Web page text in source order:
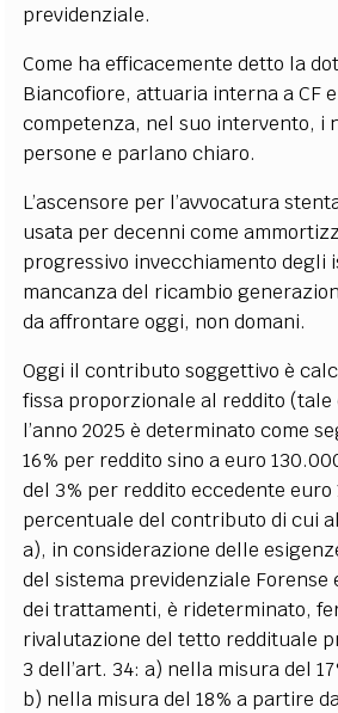
previdenziale.
Come ha efficacemente detto la
Biancofiore, attuaria interna a CF
competenza, nel suo intervento, i
persone e parlano chiaro.
L’ascensore per l’avvocatura
usata per decenni come
progressivo invecchiamento degli
mancanza del ricambio
da affrontare oggi, non domani.
Oggi il contributo soggettivo è
fissa proporzionale al reddito
l’anno 2025 è determinato come
16% per reddito sino a euro
del 3% per reddito eccedente
percentuale del contributo di cui
a), in considerazione delle
del sistema previdenziale Forense
dei trattamenti, è rideterminato,
rivalutazione del tetto reddituale
3 dell’art. 34: a) nella misura del
b) nella misura del 18% a partire